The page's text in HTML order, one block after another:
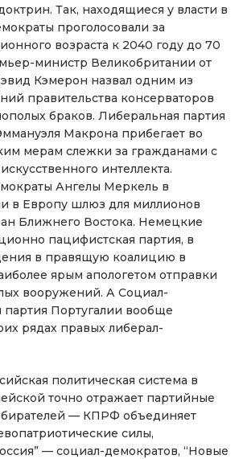
Так, находящиеся у власти в
проголосовали за
возраста к 2040 году до 70
министр Великобритании от
Кэмерон назвал одним из
правительства консерваторов
браков. Либеральная партия
Макрона прибегает во
мерам слежки за гражданами с
интеллекта.
Ангелы Меркель в
в Европу шлюз для миллионов
Ближнего Востока. Немецкие
пацифистская партия, в
в правящую коалицию в
ярым апологетом отправки
вооружений. А Социал-
партия Португалии вообще
рядах правых либерал-
политическая система в
точно отражает партийные
— КПРФ объединяет
силы,
— социал-демократов, “Новые